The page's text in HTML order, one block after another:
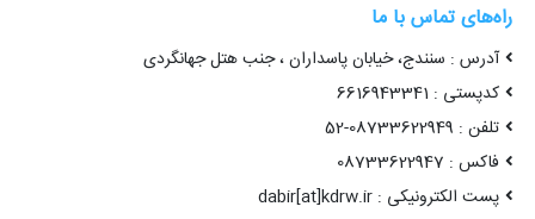
راه‌های تماس با ما
آدرس : سنندج، خیابان پاسداران ، جنب هتل جهانگردی
کدپستی : 6616943341
تلفن : 08733622949-52
فاکس : 08733622947
پست الکترونیکی : dabir[at]kdrw.ir